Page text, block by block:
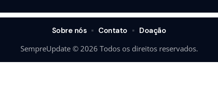
SempreUpdate © 2026 Todos os direitos reservados.
Sobre nós Contato Doação